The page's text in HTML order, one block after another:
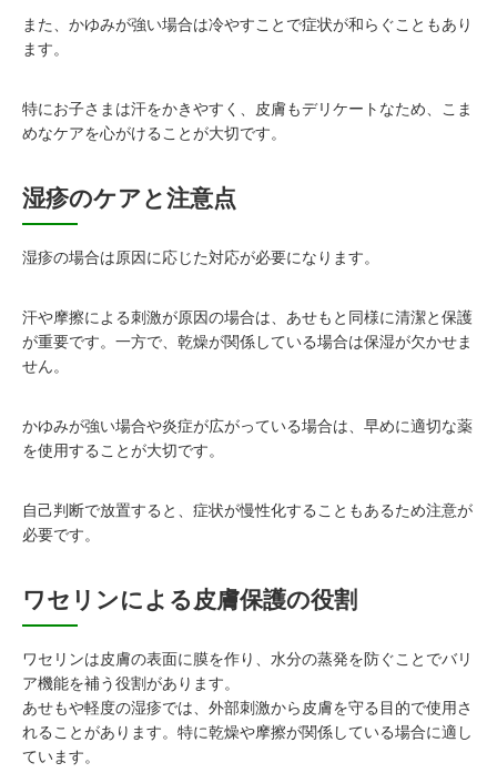
また、かゆみが強い場合は冷やすことで症状が和らぐこともあり
ます。
特にお子さまは汗をかきやすく、皮膚もデリケートなため、こま
めなケアを心がけることが大切です。
湿疹のケアと注意点
湿疹の場合は原因に応じた対応が必要になります。
汗や摩擦による刺激が原因の場合は、あせもと同様に清潔と保護
が重要です。一方で、乾燥が関係している場合は保湿が欠かせま
せん。
かゆみが強い場合や炎症が広がっている場合は、早めに適切な薬
を使用することが大切です。
自己判断で放置すると、症状が慢性化することもあるため注意が
必要です。
ワセリンによる皮膚保護の役割
ワセリンは皮膚の表面に膜を作り、水分の蒸発を防ぐことでバリ
ア機能を補う役割があります。
あせもや軽度の湿疹では、外部刺激から皮膚を守る目的で使用さ
れることがあります。特に乾燥や摩擦が関係している場合に適し
ています。